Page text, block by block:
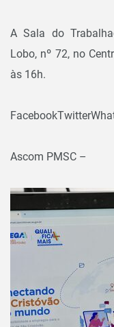
A Sala do
Lobo, nº 72, no
às 16h.
Ascom PMSC –